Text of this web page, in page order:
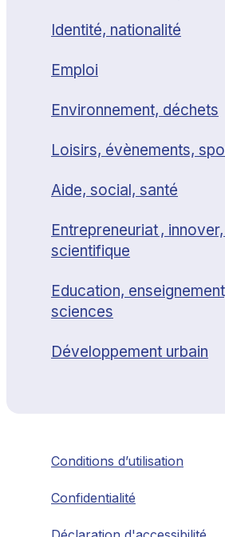
Identité, nationalité
Emploi
Environnement, déchets
Loisirs, évènements,
Aide, social, santé
Entrepreneuriat ,
scientifique
Education,
sciences
Développement urbain
Conditions d’utilisation
Confidentialité